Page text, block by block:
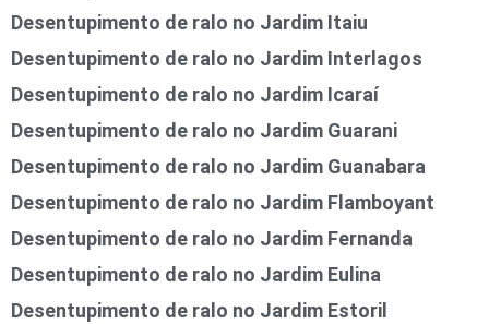
Desentupimento de ralo no Jardim Itaiu
Desentupimento de ralo no Jardim Interlagos
Desentupimento de ralo no Jardim Icaraí
Desentupimento de ralo no Jardim Guarani
Desentupimento de ralo no Jardim Guanabara
Desentupimento de ralo no Jardim Flamboyant
Desentupimento de ralo no Jardim Fernanda
Desentupimento de ralo no Jardim Eulina
Desentupimento de ralo no Jardim Estoril